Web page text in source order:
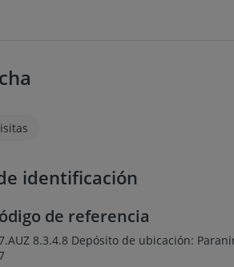
identificación
de referencia
8.3.4.8 Depósito de ubicación: